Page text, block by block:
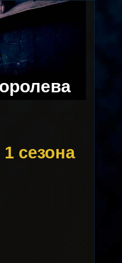
сезона